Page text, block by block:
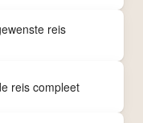
reis
reis compleet